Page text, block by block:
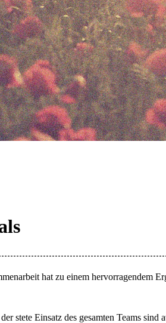
hat zu einem hervorragendem
stete Einsatz des gesamten Teams sind